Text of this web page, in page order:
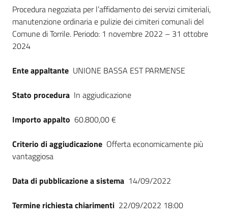
Dati del bando
Procedura negoziata per l’affidamento dei servizi cimiteriali,
manutenzione ordinaria e pulizie dei cimiteri comunali del
Comune di Torrile. Periodo: 1 novembre 2022 – 31 ottobre
2024
Ente appaltante UNIONE BASSA EST PARMENSE
Stato procedura In aggiudicazione
Importo appalto 60.800,00 €
Criterio di aggiudicazione Offerta economicamente più
vantaggiosa
Data di pubblicazione a sistema 14/09/2022
Termine richiesta chiarimenti 22/09/2022 18:00